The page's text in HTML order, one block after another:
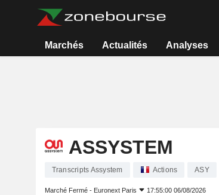
Marchés Actualités Analyses
ASSYSTEM
Transcripts Assystem Actions ASY
Marché Fermé - Euronext Paris 17:55:00 06/08/2026